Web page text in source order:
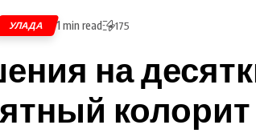
УЛАДА 1 min read 175
на